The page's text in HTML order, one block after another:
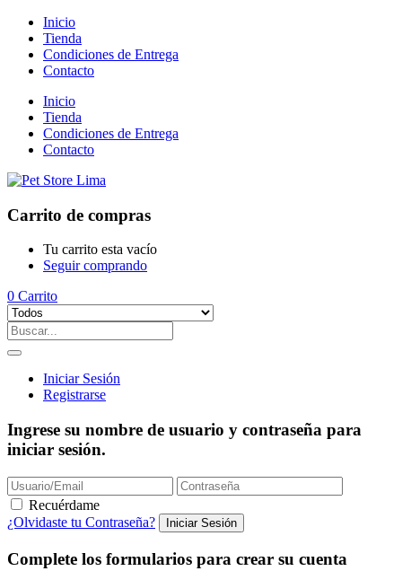
Inicio
Tienda
Condiciones de Entrega
Contacto
Inicio
Tienda
Condiciones de Entrega
Contacto
Carrito de compras
Tu carrito esta vacío
Seguir comprando
0 Carrito
Iniciar Sesión
Registrarse
Ingrese su nombre de usuario y contraseña para
iniciar sesión.
Recuérdame
¿Olvidaste tu Contraseña?
Complete los formularios para crear su cuenta